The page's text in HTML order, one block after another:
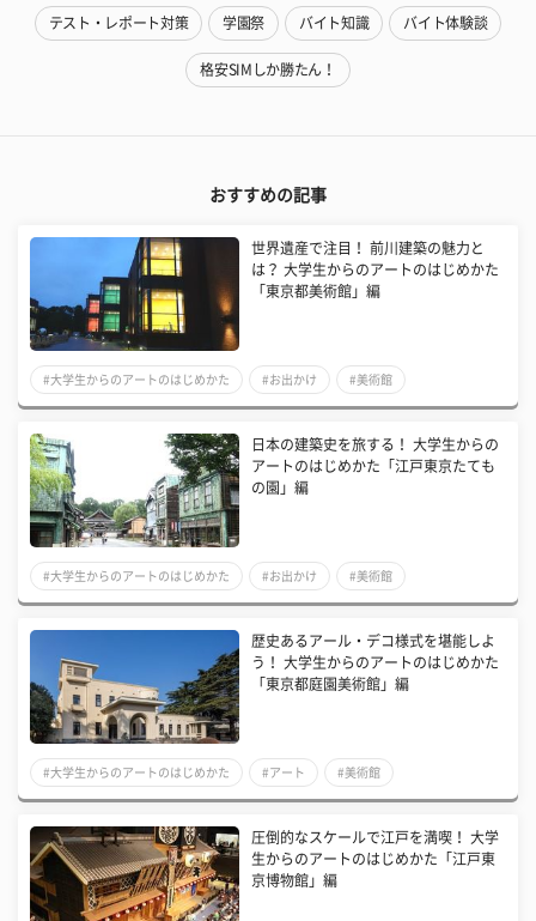
テスト・レポート対策 学園祭 バイト知識 バイト体験談
格安SIMしか勝たん！
おすすめの記事
世界遺産で注目！ 前川建築の魅力と
は？ 大学生からのアートのはじめかた
「東京都美術館」編
#大学生からのアートのはじめかた #お出かけ #美術館
日本の建築史を旅する！ 大学生からの
アートのはじめかた「江戸東京たても
の園」編
#大学生からのアートのはじめかた #お出かけ #美術館
歴史あるアール・デコ様式を堪能しよ
う！ 大学生からのアートのはじめかた
「東京都庭園美術館」編
#大学生からのアートのはじめかた #アート #美術館
圧倒的なスケールで江戸を満喫！ 大学
生からのアートのはじめかた「江戸東
京博物館」編